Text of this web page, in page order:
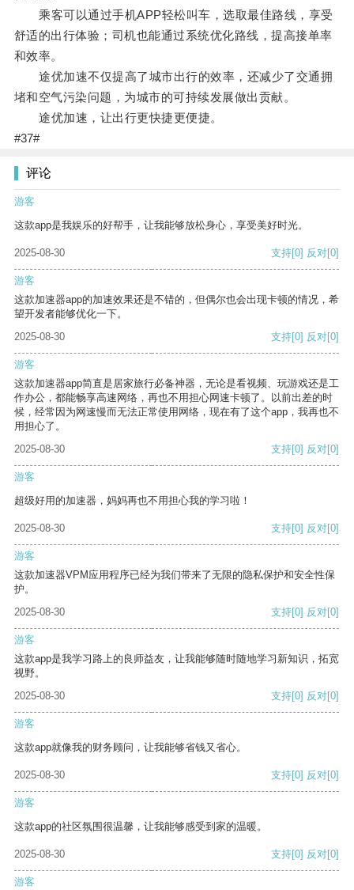
乘客可以通过手机APP轻松叫车，选取最佳路线，享受
舒适的出行体验；司机也能通过系统优化路线，提高接单率
和效率。
途优加速不仅提高了城市出行的效率，还减少了交通拥
堵和空气污染问题，为城市的可持续发展做出贡献。
途优加速，让出行更快捷更便捷。
#37#
评论
游客
这款app是我娱乐的好帮手，让我能够放松身心，享受美好时光。
2025-08-30 支持[0] 反对[0]
游客
这款加速器app的加速效果还是不错的，但偶尔也会出现卡顿的情况，希
望开发者能够优化一下。
2025-08-30
支持[0] 反对[0]
游客
这款加速器app简直是居家旅行必备神器，无论是看视频、玩游戏还是工
作办公，都能畅享高速网络，再也不用担心网速卡顿了。以前出差的时
候，经常因为网速慢而无法正常使用网络，现在有了这个app，我再也不
用担心了。
2025-08-30
支持[0] 反对[0]
游客
超级好用的加速器，妈妈再也不用担心我的学习啦！
2025-08-30 支持[0] 反对[0]
游客
这款加速器VPM应用程序已经为我们带来了无限的隐私保护和安全性保
护。
2025-08-30
支持[0] 反对[0]
游客
这款app是我学习路上的良师益友，让我能够随时随地学习新知识，拓宽
视野。
2025-08-30
支持[0] 反对[0]
游客
这款app就像我的财务顾问，让我能够省钱又省心。
2025-08-30 支持[0] 反对[0]
游客
这款app的社区氛围很温馨，让我能够感受到家的温暖。
2025-08-30 支持[0] 反对[0]
游客